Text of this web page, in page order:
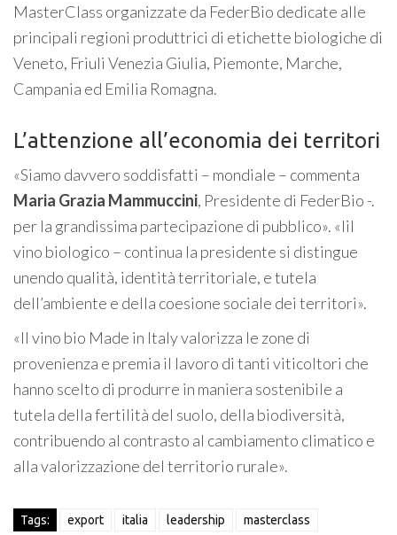
MasterClass organizzate da FederBio dedicate alle
principali regioni produttrici di etichette biologiche di
Veneto, Friuli Venezia Giulia, Piemonte, Marche,
Campania ed Emilia Romagna.
L’attenzione all’economia dei territori
«Siamo davvero soddisfatti – mondiale – commenta
Maria Grazia Mammuccini, Presidente di FederBio -.
per la grandissima partecipazione di pubblico». «Iil
vino biologico – continua la presidente si distingue
unendo qualità, identità territoriale, e tutela
dell’ambiente e della coesione sociale dei territori».
«Il vino bio Made in Italy valorizza le zone di
provenienza e premia il lavoro di tanti viticoltori che
hanno scelto di produrre in maniera sostenibile a
tutela della fertilità del suolo, della biodiversità,
contribuendo al contrasto al cambiamento climatico e
alla valorizzazione del territorio rurale».
Tags: export italia leadership masterclass